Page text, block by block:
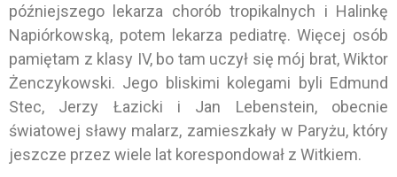
późniejszego lekarza chorób tropikalnych i Halinkę
Napiórkowską, potem lekarza pediatrę. Więcej osób
pamiętam z klasy IV, bo tam uczył się mój brat, Wiktor
Żenczykowski. Jego bliskimi kolegami byli Edmund
Stec, Jerzy Łazicki i Jan Lebenstein, obecnie
światowej sławy malarz, zamieszkały w Paryżu, który
jeszcze przez wiele lat korespondował z Witkiem.